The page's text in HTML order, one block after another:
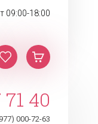
09:00-18:00
40
000-72-63